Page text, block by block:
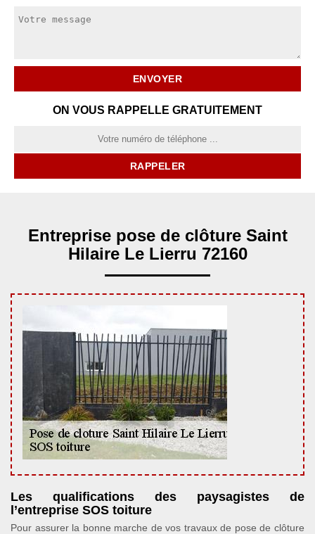
ON VOUS RAPPELLE GRATUITEMENT
Entreprise pose de clôture Saint
Hilaire Le Lierru 72160
Les qualifications des paysagistes de
l’entreprise SOS toiture
Pour assurer la bonne marche de vos travaux de pose de clôture